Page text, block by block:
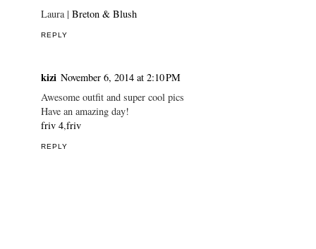
Laura | Breton & Blush
REPLY
kizi November 6, 2014 at 2:10 PM
Awesome outfit and super cool pics
Have an amazing day!
friv 4,friv
REPLY